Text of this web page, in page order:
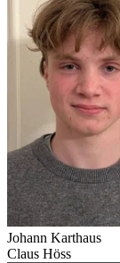
Johann Karthaus
Claus Höss